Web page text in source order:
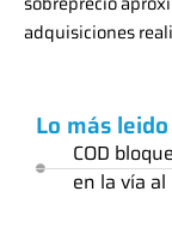
adquisiciones
Lo más leido
COD
en la vía